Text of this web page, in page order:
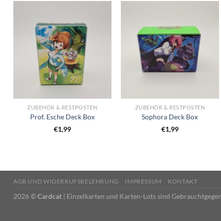
ZUBEHÖR & RESTPOSTEN
Prof. Esche Deck Box
€1,99
ZUBEHÖR & RESTPOSTEN
Sophora Deck Box
€1,99
AGB UND WIDERRUFSBELEHRUNG IMPRESSUM KONTAKT
2026 ©Cardcat | Einzelkarten und Karten-Lots sind